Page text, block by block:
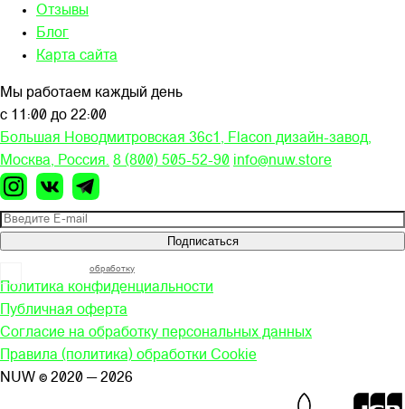
Отзывы
Блог
Карта сайта
Мы работаем каждый день
с 11:00 до 22:00
Большая Новодмитровская 36c1, Flacon дизайн-завод,
Москва, Россия. 8 (800) 505-52-90 info@nuw.store
Подписаться
обработку
Политика конфиденциальности
Публичная оферта
Согласие на обработку персональных данных
Правила (политика) обработки Cookie
NUW © 2020 — 2026